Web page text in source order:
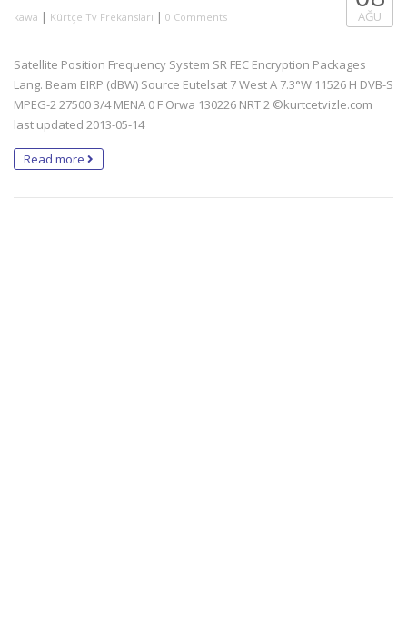
kawa | Kürtçe Tv Frekansları | 0 Comments AĞU
Satellite Position Frequency System SR FEC Encryption Packages
Lang. Beam EIRP (dBW) Source Eutelsat 7 West A 7.3°W 11526 H DVB-S
MPEG-2 27500 3/4 MENA 0 F Orwa 130226 NRT 2 ©kurtcetvizle.com
last updated 2013-05-14
Read more